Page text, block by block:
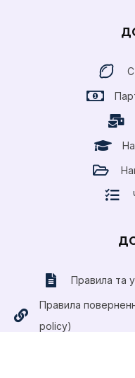
Правила та
Правила
policy)